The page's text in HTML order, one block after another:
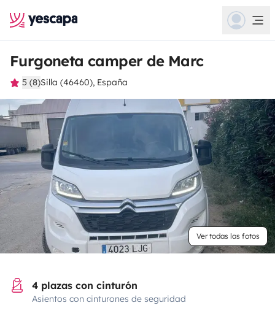
Furgoneta camper de Marc
5 (8)Silla (46460), España
Ver todas las fotos
4 plazas con cinturón
Asientos con cinturones de seguridad